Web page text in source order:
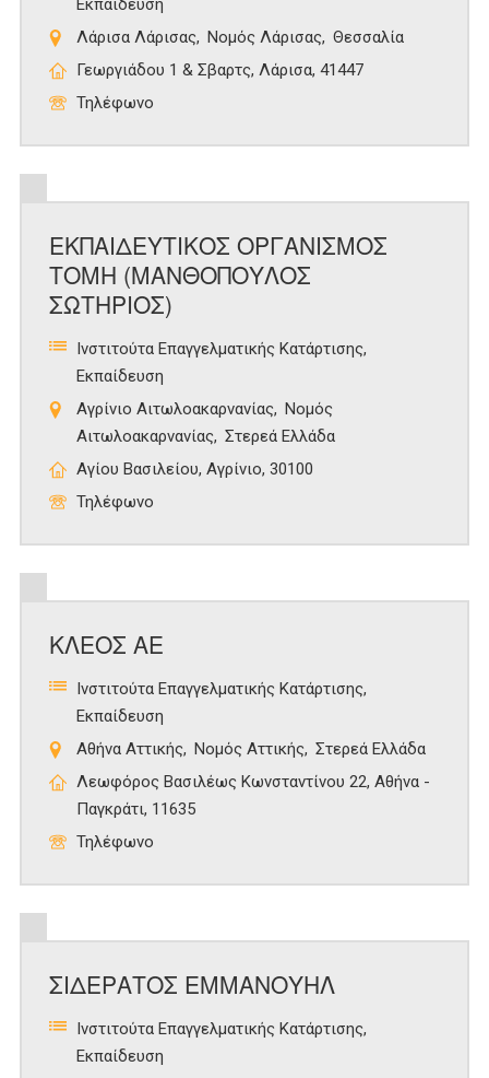
Εκπαίδευση
Λάρισα Λάρισας
Νομός Λάρισας
Θεσσαλία
Γεωργιάδου 1 & Σβαρτς, Λάρισα, 41447
Τηλέφωνο
ΕΚΠΑΙΔΕΥΤΙΚΟΣ ΟΡΓΑΝΙΣΜΟΣ
ΤΟΜΗ (ΜΑΝΘΟΠΟΥΛΟΣ
ΣΩΤΗΡΙΟΣ)
Ινστιτούτα Επαγγελματικής Κατάρτισης
Εκπαίδευση
Αγρίνιο Αιτωλοακαρνανίας
Νομός
Αιτωλοακαρνανίας
Στερεά Ελλάδα
Αγίου Βασιλείου, Αγρίνιο, 30100
Τηλέφωνο
ΚΛΕΟΣ ΑΕ
Ινστιτούτα Επαγγελματικής Κατάρτισης
Εκπαίδευση
Αθήνα Αττικής
Νομός Αττικής
Στερεά Ελλάδα
Λεωφόρος Βασιλέως Κωνσταντίνου 22, Αθήνα -
Παγκράτι, 11635
Τηλέφωνο
ΣΙΔΕΡΑΤΟΣ ΕΜΜΑΝΟΥΗΛ
Ινστιτούτα Επαγγελματικής Κατάρτισης
Εκπαίδευση